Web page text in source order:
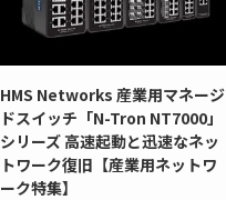
HMS Networks 産業用マネージ
ドスイッチ「N-Tron NT7000」
シリーズ 高速起動と迅速なネッ
トワーク復旧【産業用ネットワ
ーク特集】